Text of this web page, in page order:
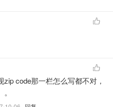
code那一栏怎么写都不对，